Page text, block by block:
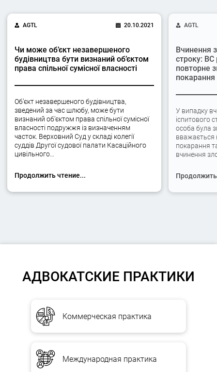
AGTL 20.10.2021
Чи може об’єкт незавершеного
будівництва бути визнаний об’єктом
права спільної сумісної власності
Об’єкт незавершеного будівництва,
зведений за час шлюбу, може бути
визнаний об’єктом права спільної сумісної
власності подружжя із визначенням
часток. Верховний Суд у складі колегії
суддів Другої судової палати Касаційного
цивільного…
Продолжить чтение...
AGTL
Вчинення
строку: ВС
повторне
У випадку
іспитового
особа була
вважається
покарання
вчинення
АДВОКАТСКИЕ ПРАКТИКИ
Коммерческая практика
Международная практика